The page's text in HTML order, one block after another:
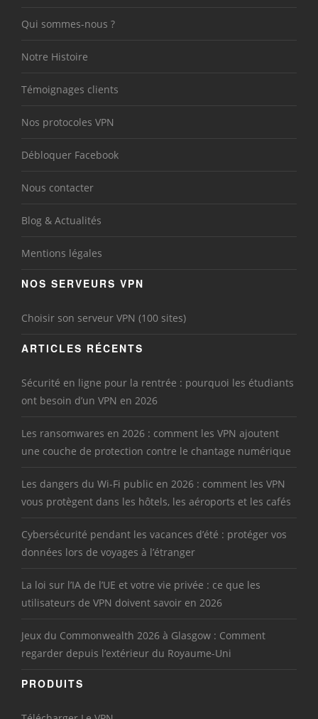
Qui sommes-nous ?
Notre Histoire
Témoignages clients
Nos protocoles VPN
Débloquer Facebook
Nous contacter
Blog & Actualités
Mentions légales
NOS SERVEURS VPN
Choisir son serveur VPN (100 sites)
ARTICLES RÉCENTS
Sécurité en ligne pour la rentrée : pourquoi les étudiants
ont besoin d’un VPN en 2026
Les ransomwares en 2026 : comment les VPN ajoutent
une couche de protection contre le chantage numérique
Les dangers du Wi-Fi public en 2026 : comment les VPN
vous protègent dans les hôtels, les aéroports et les cafés
Cybersécurité pendant les vacances d’été : protéger vos
données lors de voyages à l’étranger
La loi sur l’IA de l’UE et votre vie privée : ce que les
utilisateurs de VPN doivent savoir en 2026
Jeux du Commonwealth 2026 à Glasgow : Comment
regarder depuis l’extérieur du Royaume-Uni
PRODUITS